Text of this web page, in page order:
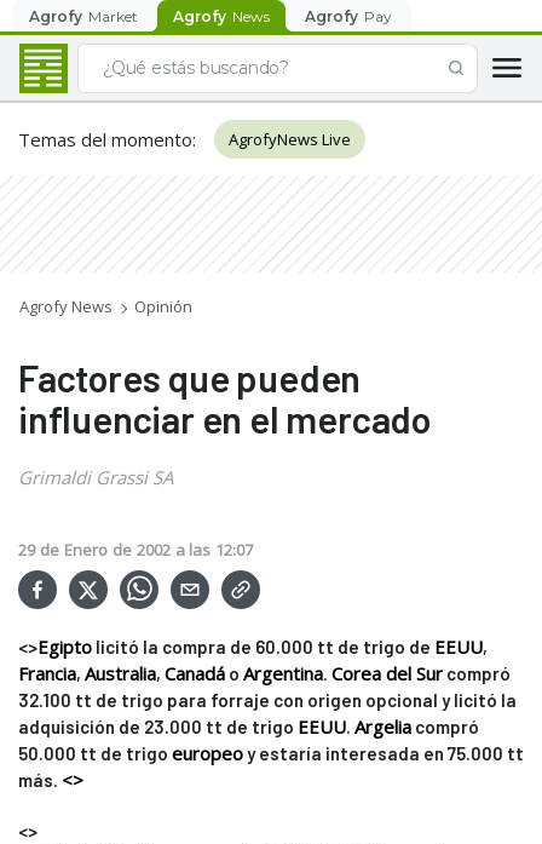
Agrofy Market Agrofy News Agrofy Pay
Temas del momento: AgrofyNews Live
Agrofy News Opinión
Factores que pueden
influenciar en el mercado
Grimaldi Grassi SA
29 de Enero de 2002 a las 12:07
<>Egipto licitó la compra de 60.000 tt de trigo de EEUU,
Francia, Australia, Canadá o Argentina. Corea del Sur compró
32.100 tt de trigo para forraje con origen opcional y licitó la
adquisición de 23.000 tt de trigo EEUU. Argelia compró
50.000 tt de trigo europeoy estaría interesada en 75.000 tt
más. <>
<>